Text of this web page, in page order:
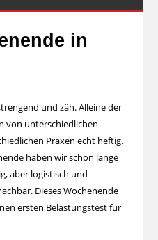
in
und zäh. Alleine der
von unterschiedlichen
Praxen echt heftig.
haben wir schon lange
aber logistisch und
Dieses Wochenende
ersten Belastungstest für